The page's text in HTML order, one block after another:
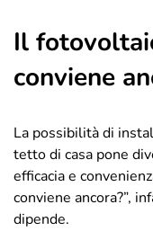
Il
conviene
La possibilità di
tetto di casa pone
efficacia e
conviene ancora?”,
dipende.